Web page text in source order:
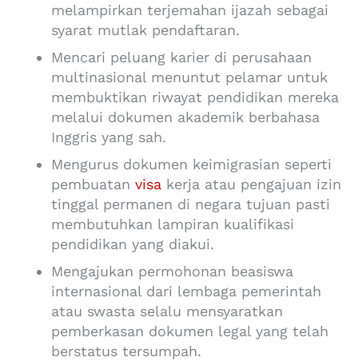
melampirkan terjemahan ijazah sebagai
syarat mutlak pendaftaran.
Mencari peluang karier di perusahaan
multinasional menuntut pelamar untuk
membuktikan riwayat pendidikan mereka
melalui dokumen akademik berbahasa
Inggris yang sah.
Mengurus dokumen keimigrasian seperti
pembuatan visa kerja atau pengajuan izin
tinggal permanen di negara tujuan pasti
membutuhkan lampiran kualifikasi
pendidikan yang diakui.
Mengajukan permohonan beasiswa
internasional dari lembaga pemerintah
atau swasta selalu mensyaratkan
pemberkasan dokumen legal yang telah
berstatus tersumpah.